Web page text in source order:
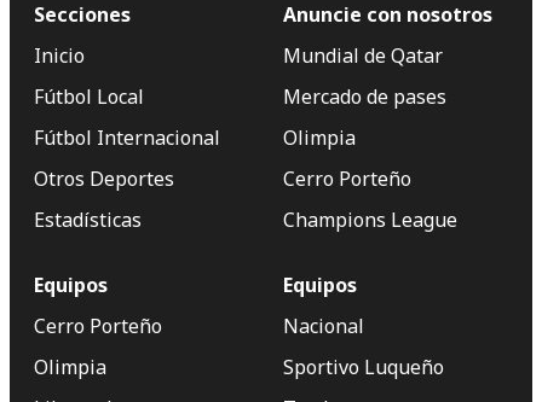
Secciones
Inicio
Fútbol Local
Fútbol Internacional
Otros Deportes
Estadísticas
Anuncie con nosotros
Mundial de Qatar
Mercado de pases
Olimpia
Cerro Porteño
Champions League
Equipos
Cerro Porteño
Olimpia
Equipos
Nacional
Sportivo Luqueño